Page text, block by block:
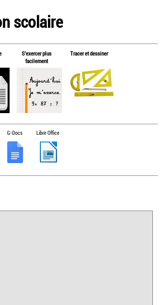
scolaire
S'exercer plus
facilement
Tracer et dessiner
G-Docs Libre Office